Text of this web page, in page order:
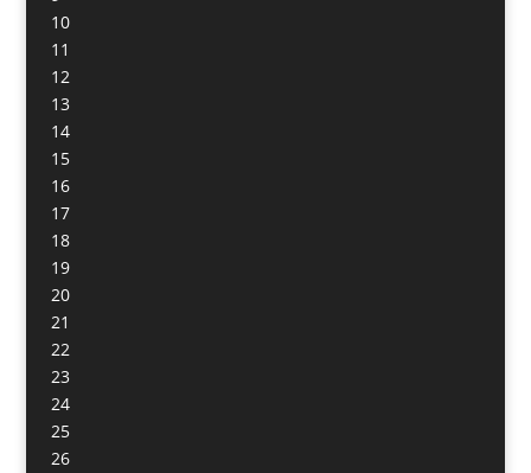
10
11
12
13
14
15
16
17
18
19
20
21
22
23
24
25
26